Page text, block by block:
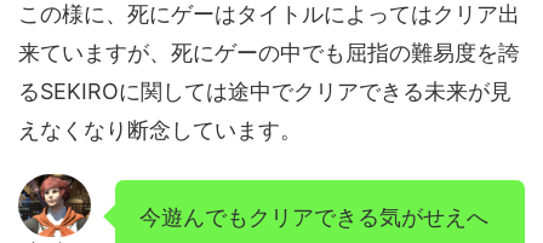
この様に、死にゲーはタイトルによってはクリア出
来ていますが、死にゲーの中でも屈指の難易度を誇
るSEKIROに関しては途中でクリアできる未来が見
えなくなり断念しています。
今遊んでもクリアできる気がせえへ